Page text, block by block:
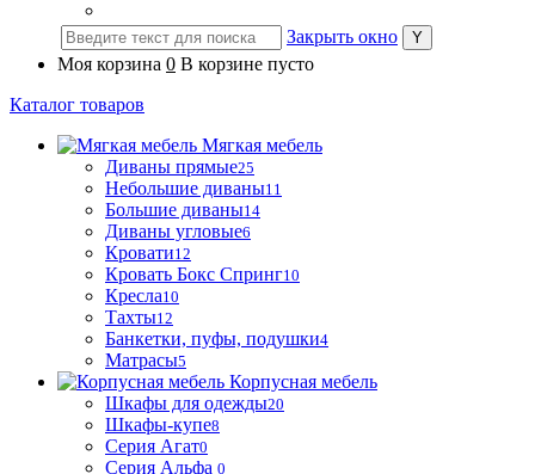
Закрыть окно
Моя корзина 0 В корзине пусто
Каталог товаров
Мягкая мебель
Диваны прямые25
Небольшие диваны11
Большие диваны14
Диваны угловые6
Кровати12
Кровать Бокс Спринг10
Кресла10
Тахты12
Банкетки, пуфы, подушки4
Матрасы5
Корпусная мебель
Шкафы для одежды20
Шкафы-купе8
Серия Агат0
Серия Альфа 0